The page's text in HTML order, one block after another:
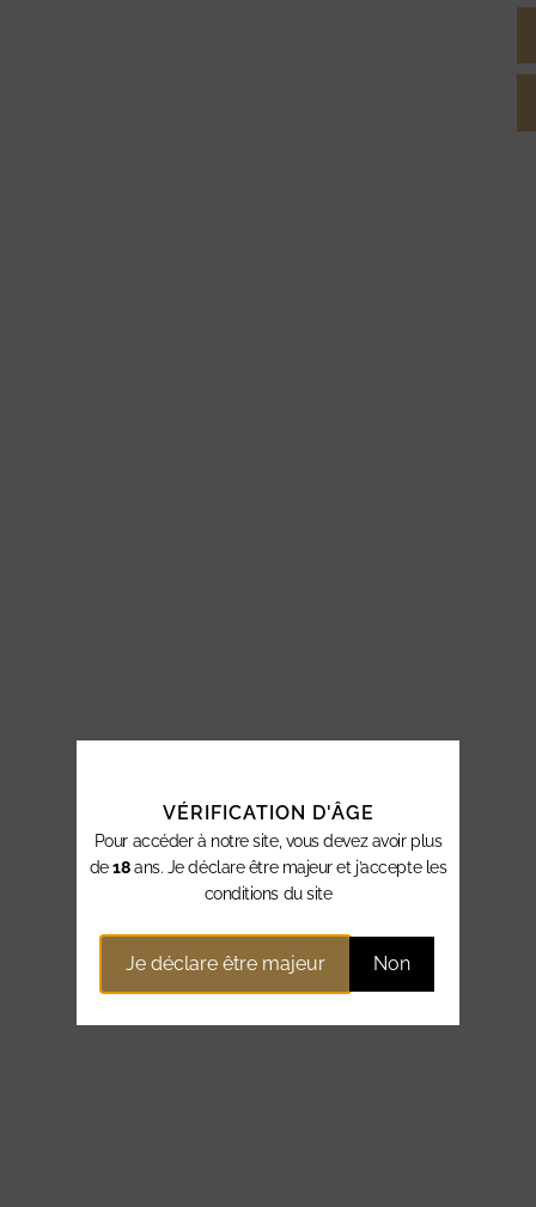
VÉRIFICATION D'ÂGE
Pour accéder à notre site, vous devez avoir plus
de18ans. Je déclare être majeur et j’accepte les
conditions du site
Je déclare être majeur Non